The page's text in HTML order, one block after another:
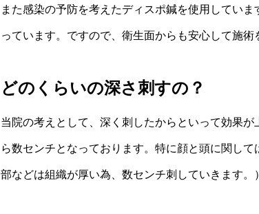
また感染の予防を考えたディスポ鍼を使用してい
っています。ですので、衛生面からも安心して施術
どのくらいの深さ刺すの？
当院の考えとして、深く刺したからといって効果
ら数センチとなっております。特に顔と頭に関し
部などは組織が厚い為、数センチ刺していきます。）